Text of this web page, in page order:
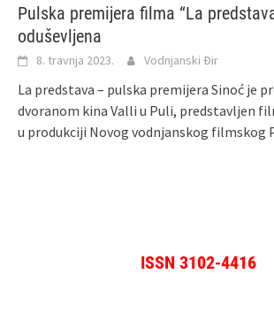
Pulska premijera filma “La
oduševljena
8. travnja 2023. Vodnjanski Đir
La predstava – pulska premijera Sinoć je
dvoranom kina Valli u Puli, predstavljen
u produkciji Novog vodnjanskog filmskog
ISSN 3102-4416